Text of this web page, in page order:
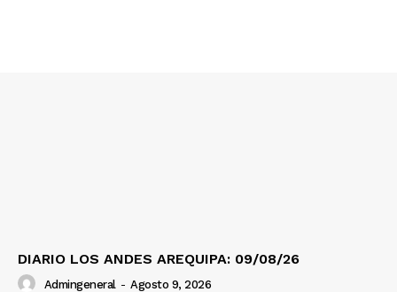
DIARIO LOS ANDES AREQUIPA: 09/08/26
Admingeneral - Agosto 9, 2026